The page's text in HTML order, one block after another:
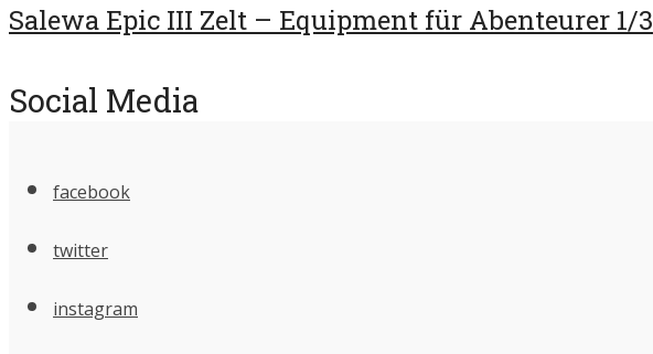
Salewa Epic III Zelt – Equipment für Abenteurer 1/3
Social Media
facebook
twitter
instagram